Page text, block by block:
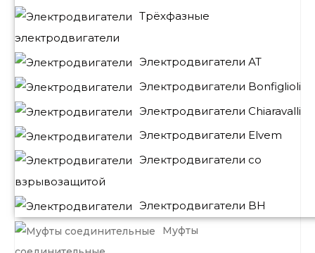
Трёхфазные
электродвигатели
Электродвигатели АТ
Электродвигатели Bonfiglioli
Электродвигатели Chiaravalli
Электродвигатели Elvem
Электродвигатели со
взрывозащитой
Электродвигатели BH
Муфты